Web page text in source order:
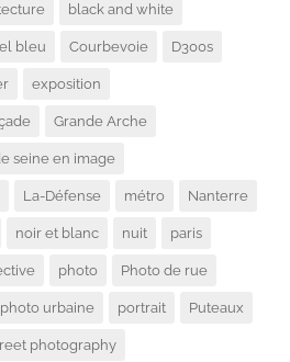
black and white
bleu Courbevoie D300s
exposition
Grande Arche
seine en image
La-Défense métro Nanterre
noir et blanc nuit paris
photo Photo de rue
photo urbaine portrait Puteaux
photography